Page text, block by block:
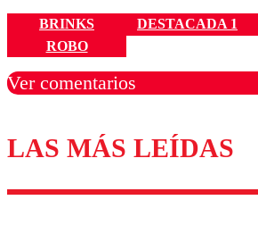
BRINKS DESTACADA 1
ROBO
Ver comentarios
Los comentarios son moderados
diálogo respetuoso.
LAS MÁS LEÍDAS